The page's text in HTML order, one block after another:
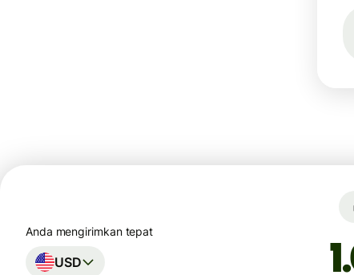
Anda mengirimkan tepat
USD